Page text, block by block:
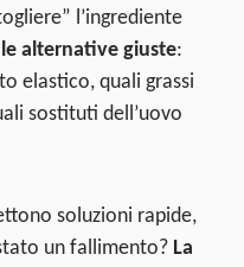
l’ingrediente
alternative giuste:
elastico, quali grassi
sostituti dell’uovo
soluzioni rapide,
un fallimento? La